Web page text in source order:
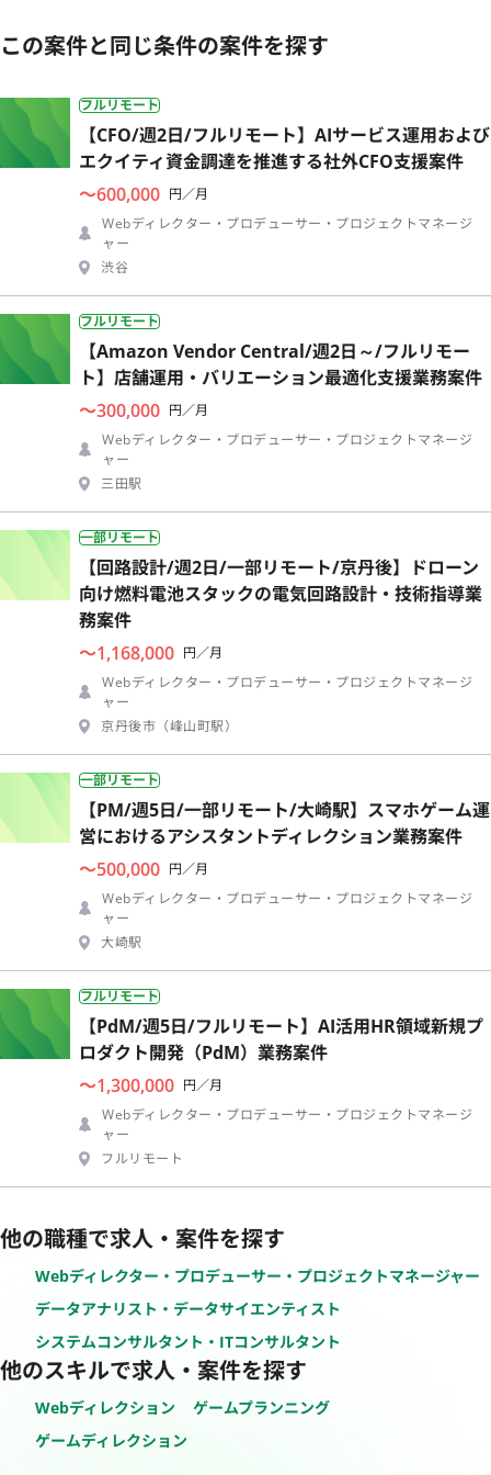
この案件と同じ条件の案件を探す
フルリモート
【CFO/週2日/フルリモート】AIサービス運用および
エクイティ資金調達を推進する社外CFO支援案件
〜600,000 円／月
Webディレクター・プロデューサー・プロジェクトマネージ
ャー
渋谷
フルリモート
【Amazon Vendor Central/週2日～/フルリモー
ト】店舗運用・バリエーション最適化支援業務案件
〜300,000 円／月
Webディレクター・プロデューサー・プロジェクトマネージ
ャー
三田駅
一部リモート
【回路設計/週2日/一部リモート/京丹後】ドローン
向け燃料電池スタックの電気回路設計・技術指導業
務案件
〜1,168,000 円／月
Webディレクター・プロデューサー・プロジェクトマネージ
ャー
京丹後市（峰山町駅）
一部リモート
【PM/週5日/一部リモート/大崎駅】スマホゲーム運
営におけるアシスタントディレクション業務案件
〜500,000 円／月
Webディレクター・プロデューサー・プロジェクトマネージ
ャー
大崎駅
フルリモート
【PdM/週5日/フルリモート】AI活用HR領域新規プ
ロダクト開発（PdM）業務案件
〜1,300,000 円／月
Webディレクター・プロデューサー・プロジェクトマネージ
ャー
フルリモート
他の職種で求人・案件を探す
Webディレクター・プロデューサー・プロジェクトマネージャー
データアナリスト・データサイエンティスト
システムコンサルタント・ITコンサルタント
他のスキルで求人・案件を探す
Webディレクション
ゲームプランニング
ゲームディレクション